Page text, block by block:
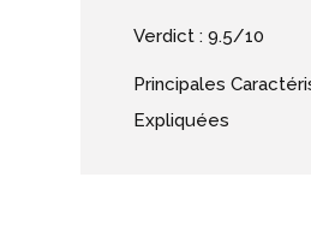
Verdict : 9.5/10
Principales
Expliquées